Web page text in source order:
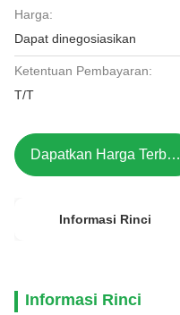
Harga:
Dapat dinegosiasikan
Ketentuan Pembayaran:
T/T
Dapatkan Harga Terbaik
Informasi Rinci
Informasi Rinci